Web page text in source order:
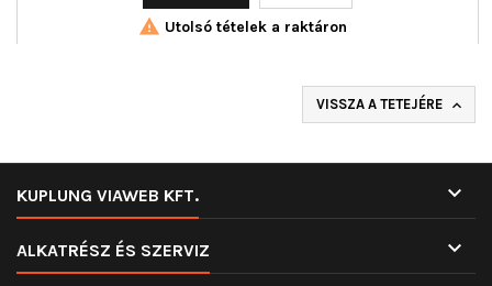
 Utolsó tételek a raktáron
VISSZA A TETEJÉRE 
KUPLUNG VIAWEB KFT. 
ALKATRÉSZ ÉS SZERVIZ 